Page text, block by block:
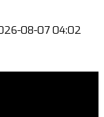
08-07 04:02